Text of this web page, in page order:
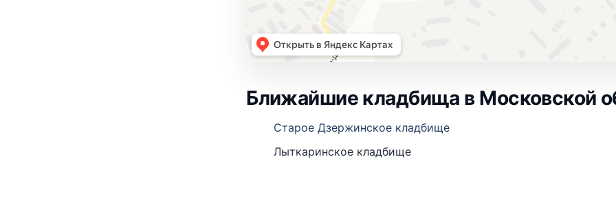
Ближайшие кладбища в Московской
Старое Дзержинское кладбище
Лыткаринское кладбище